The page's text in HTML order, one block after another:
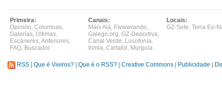
Primeira:
Opinión, Columnas,
Galerías, Últimas,
Escáneres,Anteriores,
FAQ, Buscador
Canais:
Máis Alá, Fwwwrando,
Galego.org, GZ-Deportiva,
Canal Verde, Lusofonía,
Irimia, Cartafol , Murguía
Locais:
GZ-Sete, Terra Eo-
RSS Que é Vieiros? Que é o RSS? Creative Commons Publicidade